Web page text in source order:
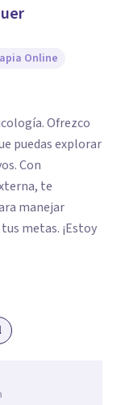
Online
Ofrezco
puedas explorar
Con
te
manejar
metas. ¡Estoy